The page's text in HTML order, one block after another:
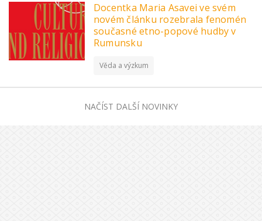
Docentka Maria Asavei ve svém
novém článku rozebrala fenomén
současné etno-popové hudby v
Rumunsku
Věda a výzkum
NAČÍST DALŠÍ NOVINKY